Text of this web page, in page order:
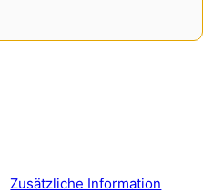
Zusätzliche Information